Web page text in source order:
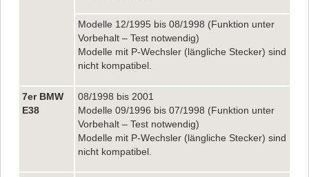
Modelle 12/1995 bis 08/1998 (Funktion unter
Vorbehalt – Test notwendig)
Modelle mit P-Wechsler (längliche Stecker) sind
nicht kompatibel.
7er BMW
E38
08/1998 bis 2001
Modelle 09/1996 bis 07/1998 (Funktion unter
Vorbehalt – Test notwendig)
Modelle mit P-Wechsler (längliche Stecker) sind
nicht kompatibel.